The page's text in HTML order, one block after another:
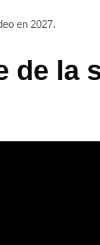
en 2027.
de la